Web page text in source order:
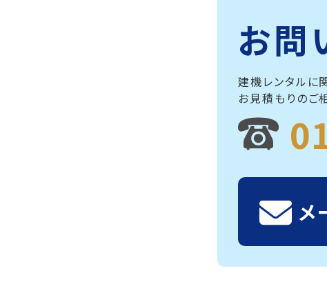
お問
建機レンタルに
お見積もりのご
メ